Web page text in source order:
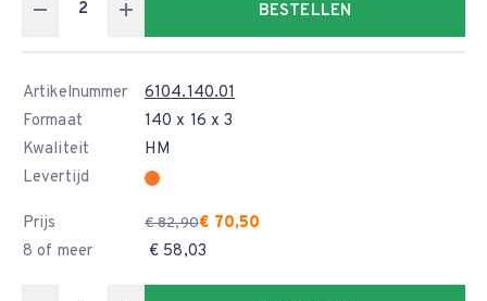
BESTELLEN
Artikelnummer
6104.140.01
Formaat
140 x 16 x 3
Kwaliteit
HM
Levertijd
Prijs € 82,90€ 70,50
8 of meer
€ 58,03